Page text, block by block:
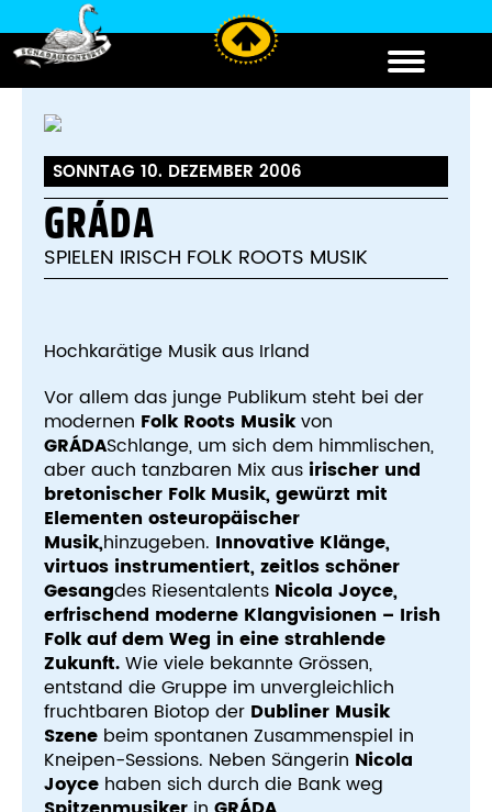
SONNTAG 10. DEZEMBER 2006
GRÁDA
SPIELEN IRISCH FOLK ROOTS MUSIK
Hochkarätige Musik aus Irland
Vor allem das junge Publikum steht bei der
modernen Folk Roots Musikvon
GRÁDASchlange, um sich dem himmlischen,
aber auch tanzbaren Mix aus irischer und
bretonischer Folk Musik, gewürzt mit
Elementen osteuropäischer
Musik,hinzugeben. Innovative Klänge,
virtuos instrumentiert, zeitlos schöner
Gesangdes Riesentalents Nicola Joyce,
erfrischend moderne Klangvisionen – Irish
Folk auf dem Weg in eine strahlende
Zukunft.Wie viele bekannte Grössen,
entstand die Gruppe im unvergleichlich
fruchtbaren Biotop der Dubliner Musik
Szene beim spontanen Zusammenspiel in
Kneipen-Sessions. Neben Sängerin Nicola
Joyce haben sich durch die Bank weg